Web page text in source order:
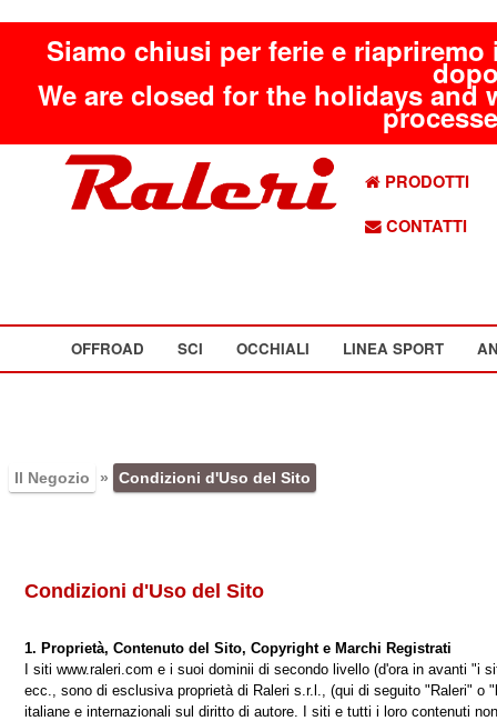
Siamo chiusi per ferie e
We are closed for the holidays
PRODOTTI
CONTATTI
OFFROAD SCI OCCHIALI LINEA SPORT
Il Negozio » Condizioni d'Uso del Sito
Condizioni d'Uso del Sito
1. Proprietà, Contenuto del Sito, Copyright e Marchi Registrati
I siti www.raleri.com e i suoi dominii di secondo livello (d'ora in avanti
ecc., sono di esclusiva proprietà di Raleri s.r.l., (qui di seguito "Raleri"
italiane e internazionali sul diritto di autore. I siti e tutti i loro contenuti